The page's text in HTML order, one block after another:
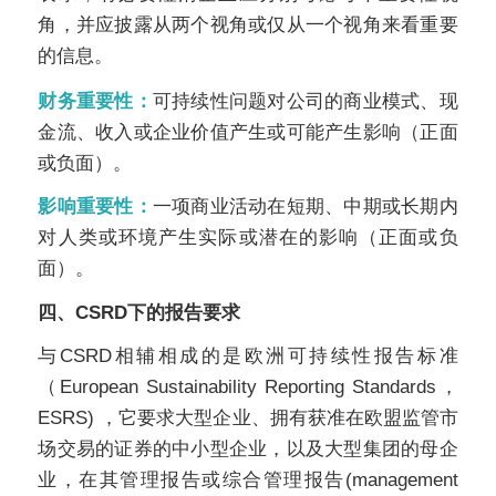
角，并应披露从两个视角或仅从一个视角来看重要
的信息。
财务重要性： 可持续性问题对公司的商业模式、现
金流、收入或企业价值产生或可能产生影响（正面
或负面）。
影响重要性： 一项商业活动在短期、中期或长期内
对人类或环境产生实际或潜在的影响（正面或负
面）。
四、CSRD下的报告要求
与 CSRD相辅相成的是欧洲可持续性报告标准
（ European Sustainability Reporting Standards ，
ESRS)
，它要求大型企业、拥有获准在欧盟监管市
场交易的证券的中小型企业，以及大型集团的母企
业，在其管理报告或综合管理报告(management